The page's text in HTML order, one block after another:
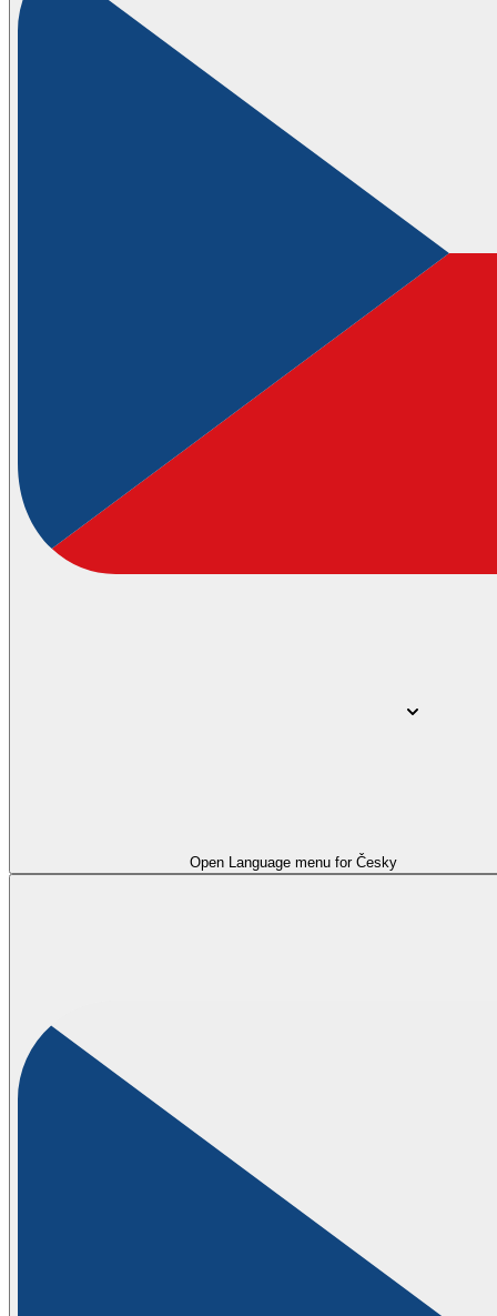
Open Language menu for Česky